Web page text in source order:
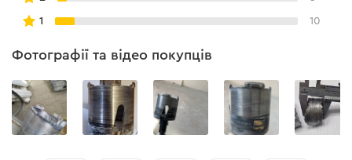
1 10
Фотографії та відео покупців